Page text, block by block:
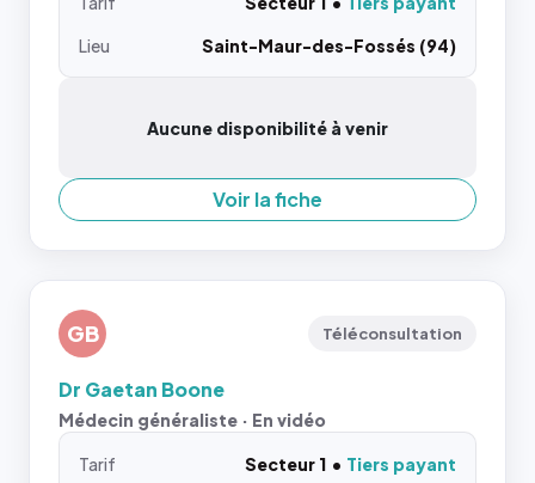
Lieu
Saint-Maur-des-Fossés (94)
Aucune disponibilité à venir
Voir la fiche
GB Téléconsultation
Dr Gaetan Boone
Médecin généraliste · En vidéo
Tarif Secteur 1
Tiers payant